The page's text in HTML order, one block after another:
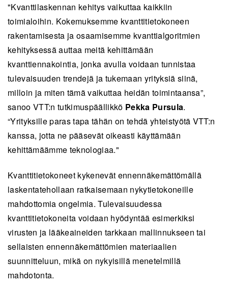
"Kvanttilaskennan kehitys vaikuttaa kaikkiin
toimialoihin. Kokemuksemme kvanttitietokoneen
rakentamisesta ja osaamisemme kvanttialgoritmien
kehityksessä auttaa meitä kehittämään
kvanttiennakointia, jonka avulla voidaan tunnistaa
tulevaisuuden trendejä ja tukemaan yrityksiä siinä,
milloin ja miten tämä vaikuttaa heidän toimintaansa”,
sanoo VTT:n tutkimuspäällikkö Pekka Pursula.
“Yrityksille paras tapa tähän on tehdä yhteistyötä VTT:n
kanssa, jotta ne pääsevät oikeasti käyttämään
kehittämäämme teknologiaa."
Kvanttitietokoneet kykenevät ennennäkemättömällä
laskentatehollaan ratkaisemaan nykytietokoneille
mahdottomia ongelmia. Tulevaisuudessa
kvanttitietokoneita voidaan hyödyntää esimerkiksi
virusten ja lääkeaineiden tarkkaan mallinnukseen tai
sellaisten ennennäkemättömien materiaalien
suunnitteluun, mikä on nykyisillä menetelmillä
mahdotonta.